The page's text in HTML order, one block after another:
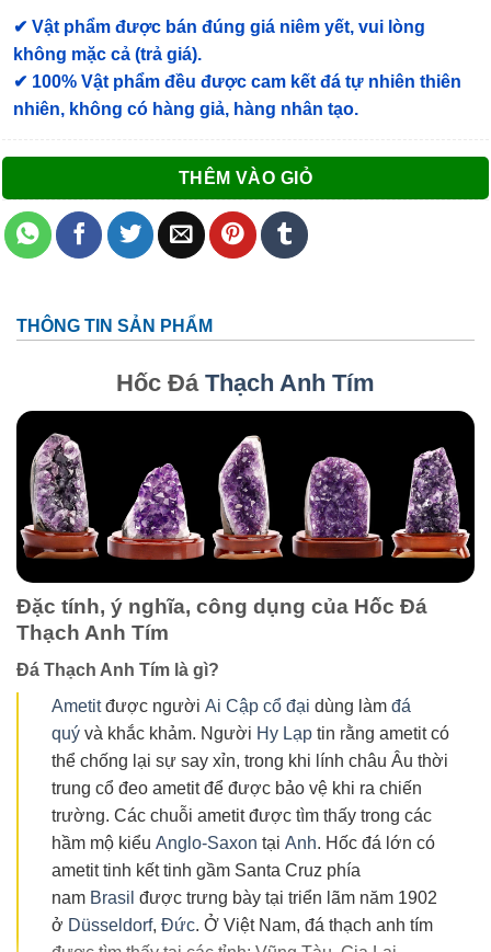
✔ Vật phẩm được bán đúng giá niêm yết, vui lòng
không mặc cả (trả giá).
✔ 100% Vật phẩm đều được cam kết đá tự nhiên thiên
nhiên, không có hàng giả, hàng nhân tạo.
THÊM VÀO GIỎ
THÔNG TIN SẢN PHẨM
Hốc Đá Thạch Anh Tím
Đặc tính, ý nghĩa, công dụng của Hốc Đá
Thạch Anh Tím
Đá Thạch Anh Tím là gì?
Ametitđược người Ai Cập cổ đại dùng làm đá
quý và khắc khảm. Người Hy Lạp tin rằng ametit có
thể chống lại sự say xỉn, trong khi lính châu Âu thời
trung cổ đeo ametit để được bảo vệ khi ra chiến
trường. Các chuỗi ametit được tìm thấy trong các
hầm mộ kiểu Anglo-Saxon tại Anh. Hốc đá lớn có
ametit tinh kết tinh gầm Santa Cruz phía
nam Brasil được trưng bày tại triển lãm năm 1902
ở Düsseldorf, Đức. Ở Việt Nam, đá thạch anh tím